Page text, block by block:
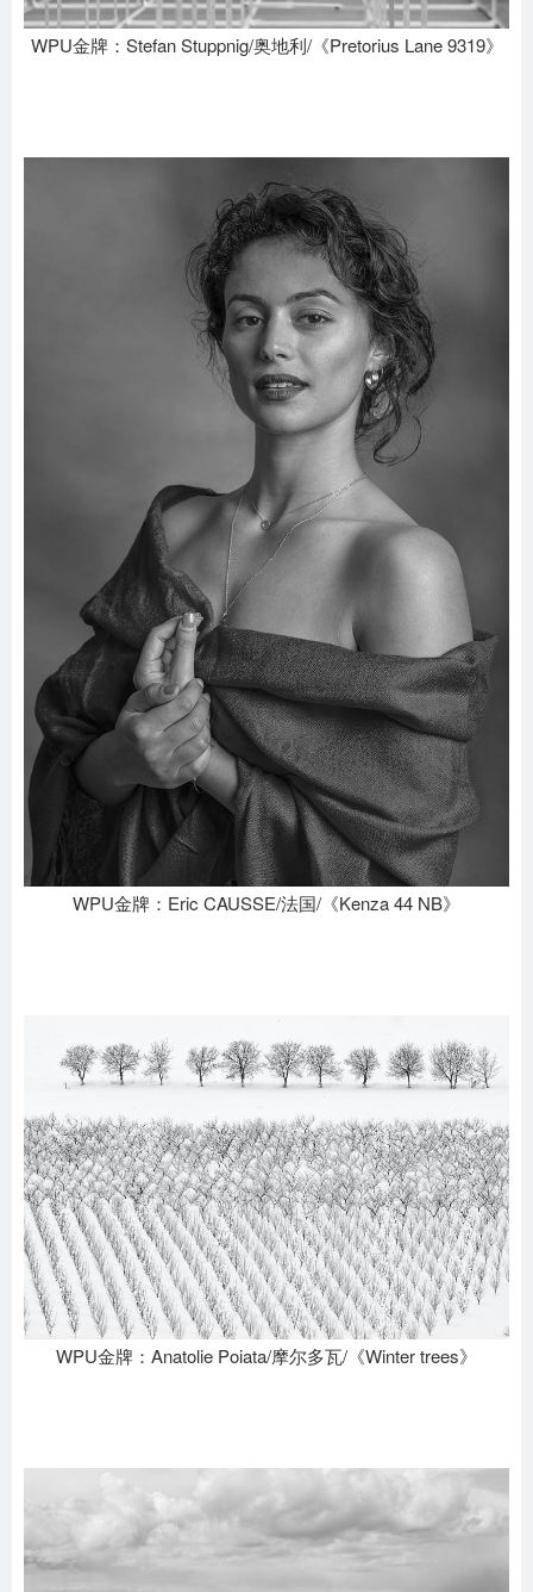
WPU金牌：Stefan Stuppnig/奥地利/《Pretorius Lane 9319》
WPU金牌：Eric CAUSSE/法国/《Kenza 44 NB》
WPU金牌：Anatolie Poiata/摩尔多瓦/《Winter trees》